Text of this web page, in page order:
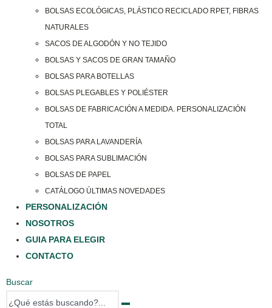
BOLSAS ECOLÓGICAS, PLÁSTICO RECICLADO RPET, FIBRAS
NATURALES
SACOS DE ALGODÓN Y NO TEJIDO
BOLSAS Y SACOS DE GRAN TAMAÑO
BOLSAS PARA BOTELLAS
BOLSAS PLEGABLES Y POLIÉSTER
BOLSAS DE FABRICACIÓN A MEDIDA. PERSONALIZACIÓN
TOTAL
BOLSAS PARA LAVANDERÍA
BOLSAS PARA SUBLIMACIÓN
BOLSAS DE PAPEL
CATÁLOGO ÚLTIMAS NOVEDADES
PERSONALIZACIÓN
NOSOTROS
GUIA PARA ELEGIR
CONTACTO
Buscar